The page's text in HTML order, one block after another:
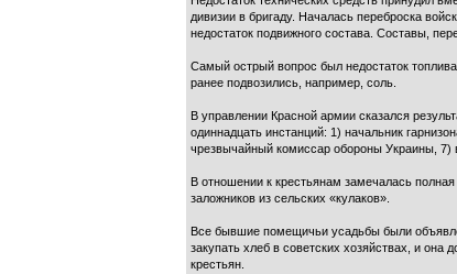
дивизии в бригаду. Началась переброска
недостаток подвижного состава. Составы,
Самый острый вопрос был недостаток
ранее подвозились, например, соль.
В управлении Красной армии сказался
одиннадцать инстанций: 1) начальник
чрезвычайный комиссар обороны Украины, 7)
В отношении к крестьянам замечалась
заложников из сельских «кулаков».
Все бывшие помещичьи усадьбы были
закупать хлеб в советских хозяйствах, и
крестьян.